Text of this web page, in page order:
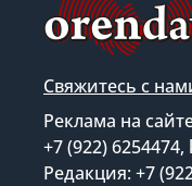
Свяжитесь с
Реклама на
+7 (922)
Редакция: +7